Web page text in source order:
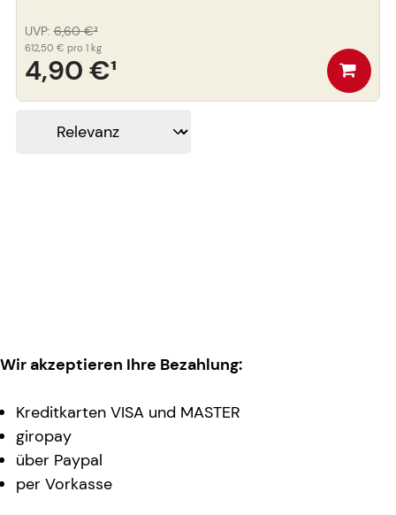
4,90 €¹
UVP: 6,60 €³
612,50 € pro 1 kg
Wir akzeptieren Ihre Bezahlung:
Kreditkarten VISA und MASTER
giropay
über Paypal
per Vorkasse